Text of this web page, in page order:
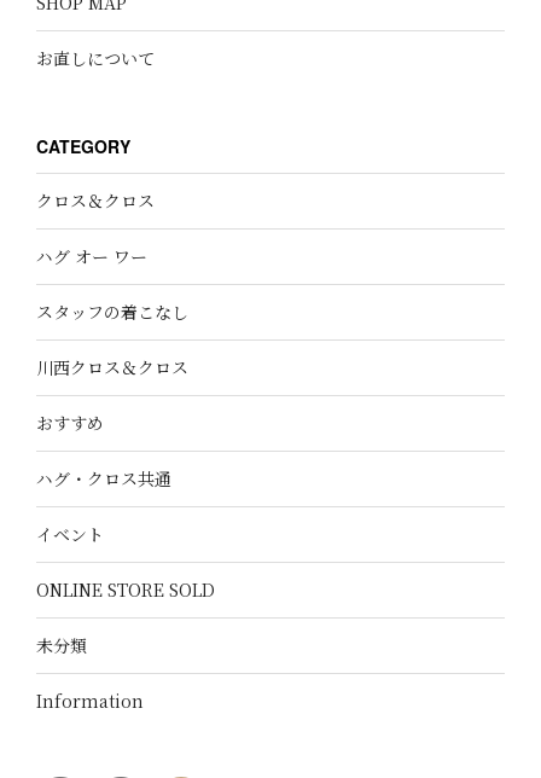
お直しについて
CATEGORY
クロス＆クロス
ハグ オー ワー
スタッフの着こなし
川西クロス＆クロス
おすすめ
ハグ・クロス共通
イベント
ONLINE STORE SOLD
未分類
Information